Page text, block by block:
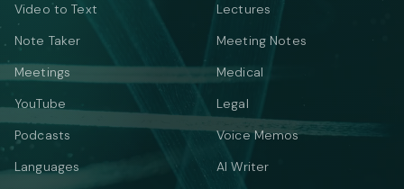
Video to Text
Note Taker
Meetings
YouTube
Podcasts
Languages
Lectures
Meeting Notes
Medical
Legal
Voice Memos
AI Writer